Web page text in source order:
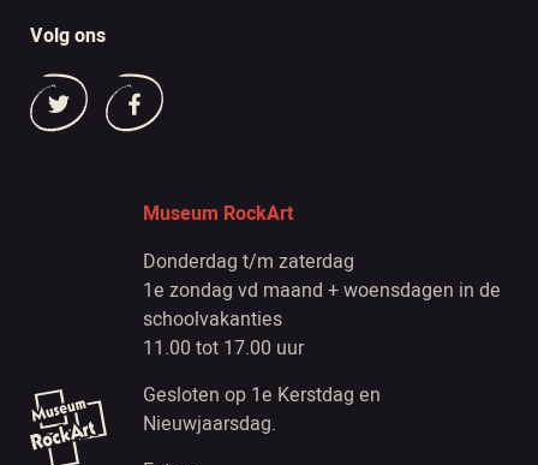
Volg ons
Museum RockArt
Donderdag t/m zaterdag
1e zondag vd maand + woensdagen in de
schoolvakanties
11.00 tot 17.00 uur
Gesloten op 1e Kerstdag en
Nieuwjaarsdag.